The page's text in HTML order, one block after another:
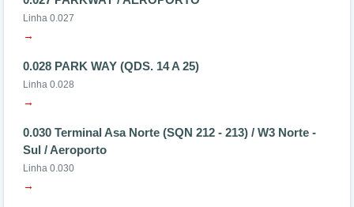
Linha 0.027
→
0.028 PARK WAY (QDS. 14 A 25)
Linha 0.028
→
0.030 Terminal Asa Norte (SQN 212 - 213) / W3 Norte -
Sul / Aeroporto
Linha 0.030
→